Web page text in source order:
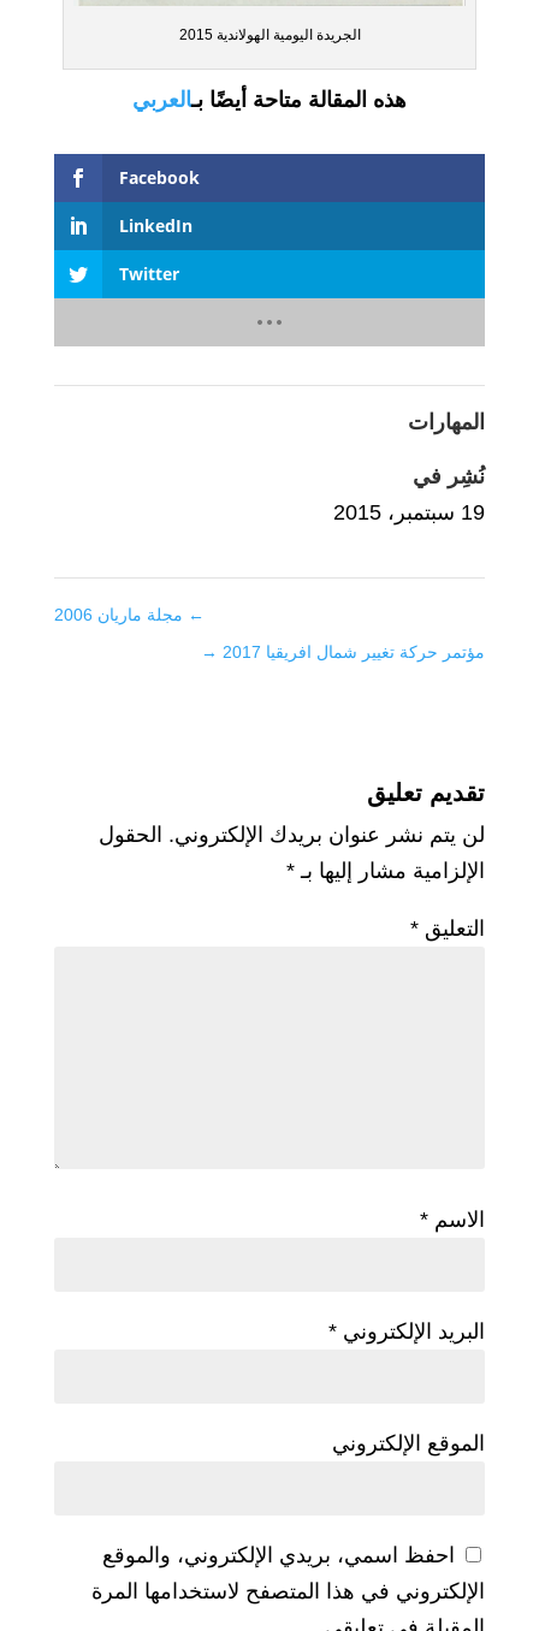
الجريدة اليومية الهولاندية 2015
هذه المقالة متاحة أيضًا بـالعربي
Facebook
LinkedIn
Twitter
المهارات
نُشِر في
19 سبتمبر، 2015
← مجلة ماريان 2006
مؤتمر حركة تغيير شمال افريقيا 2017
→
تقديم تعليق
لن يتم نشر عنوان بريدك الإلكتروني. الحقول
الإلزامية مشار إليها بـ *
التعليق *
الاسم *
البريد الإلكتروني *
الموقع الإلكتروني
احفظ اسمي، بريدي الإلكتروني، والموقع
الإلكتروني في هذا المتصفح لاستخدامها المرة